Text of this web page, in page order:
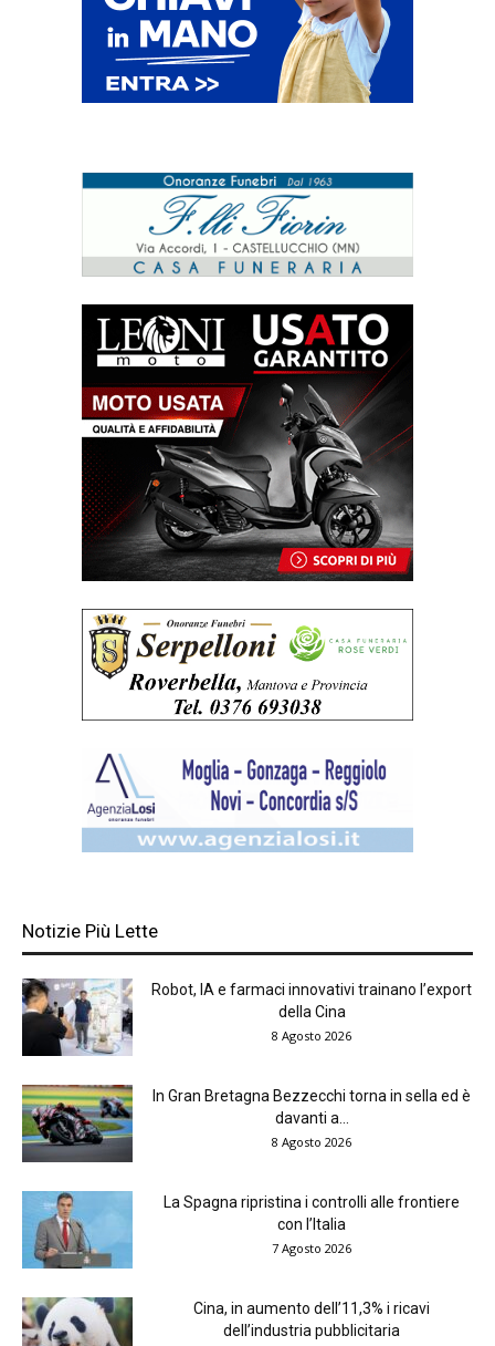
Notizie Più Lette
Robot, IA e farmaci innovativi trainano l’export
della Cina
8 Agosto 2026
In Gran Bretagna Bezzecchi torna in sella ed è
davanti a...
8 Agosto 2026
La Spagna ripristina i controlli alle frontiere
con l’Italia
7 Agosto 2026
Cina, in aumento dell’11,3% i ricavi
dell’industria pubblicitaria